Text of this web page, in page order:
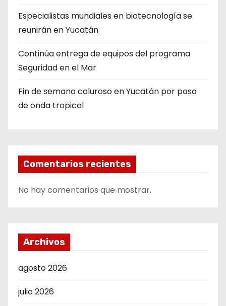
Especialistas mundiales en biotecnología se
reunirán en Yucatán
Continúa entrega de equipos del programa
Seguridad en el Mar
Fin de semana caluroso en Yucatán por paso
de onda tropical
Comentarios recientes
No hay comentarios que mostrar.
Archivos
agosto 2026
julio 2026